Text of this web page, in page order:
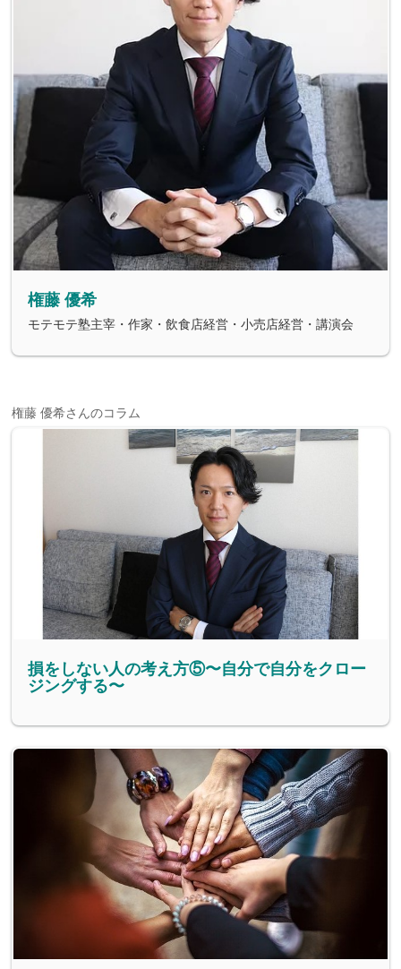
権藤 優希
モテモテ塾主宰・作家・飲食店経営・小売店経営・講演会
権藤 優希さんのコラム
損をしない人の考え方⑤〜自分で自分をクロー
ジングする〜